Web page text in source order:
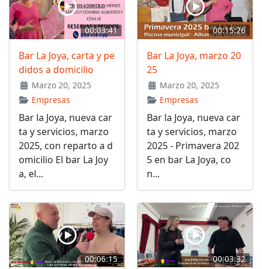
00:03:41
Bar La Joya, carta y pe
didos a domicilio
Marzo 20, 2025
Empresas
Bar la Joya, nueva car
ta y servicios, marzo
2025, con reparto a d
omicilio El bar La Joy
a, el...
00:15:26
Bar La Joya, marzo 20
25
Marzo 20, 2025
Empresas
Bar la Joya, nueva car
ta y servicios, marzo
2025 - Primavera 202
5 en bar La Joya, co
n...
00:06:15 00:03:32